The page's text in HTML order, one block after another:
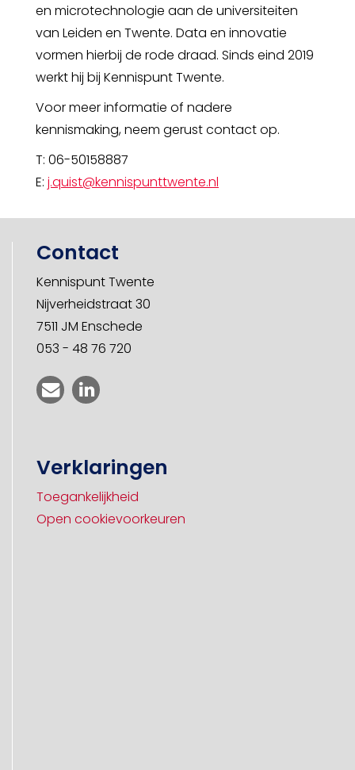
en microtechnologie aan de universiteiten
van Leiden en Twente. Data en innovatie
vormen hierbij de rode draad. Sinds eind 2019
werkt hij bij Kennispunt Twente.
Voor meer informatie of nadere
kennismaking, neem gerust contact op.
T: 06-50158887
E: j.quist@kennispunttwente.nl
Contact
Kennispunt Twente
Nijverheidstraat 30
7511 JM Enschede
053 - 48 76 720
Verklaringen
Toegankelijkheid
Open cookievoorkeuren